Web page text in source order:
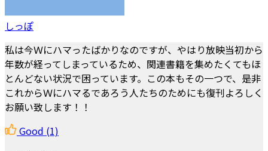
しっぽ
私は今Ｗにハマったばかりなのですが、やはり放映当初から
年数が経ってしまっているため、関連書籍を集めたくてもほ
とんどない状況で困っています。この本もその一つで、是非
これからＷにハマるであろう人たちのためにも復刊よろしく
お願い致します！！
Good (1)